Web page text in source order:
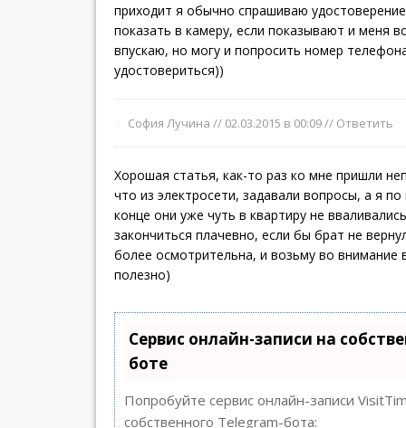
приходит я обычно спрашиваю
показать в камеру, если показывают и меня
впускаю, но могу и попросить номер
удостовериться))
София Лучина // 02.03.2015 в 00:09// Ответить
Хорошая статья, как-то раз ко мне пришли
что из электросети, задавали вопросы, а я по
конце они уже чуть в квартиру не
закончиться плачевно, если бы брат не
более осмотрительна, и возьму во внимание
полезно)
Сервис онлайн-записи на
боте
Попробуйте сервис онлайн-записи
собственного Telegram-бота: